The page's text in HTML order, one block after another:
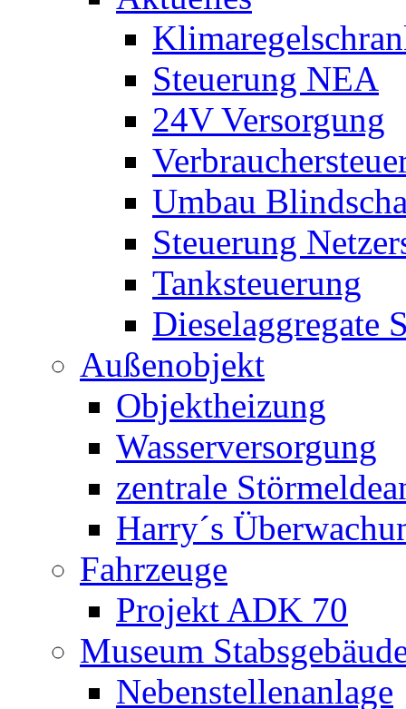
Steuerung NEA
24V Versorgung
Umbau
Steuerung
Tanksteuerung
Dieselaggregate
Außenobjekt
Objektheizung
Wasserversorgung
zentrale
Harry´s
Fahrzeuge
Projekt ADK 70
Museum
Nebenstellenanlage